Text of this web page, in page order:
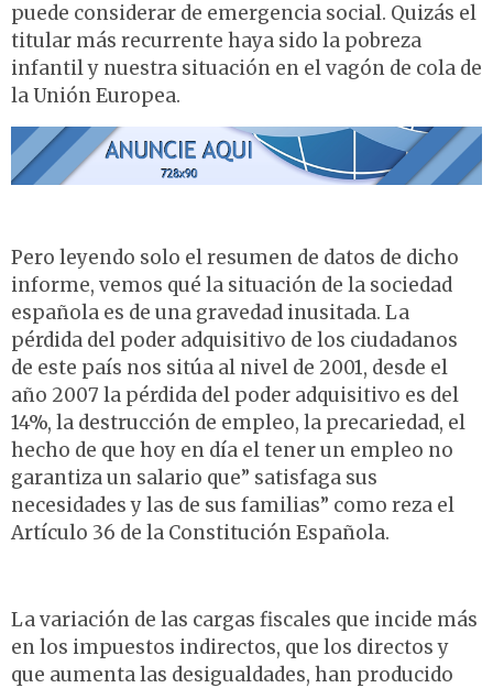
puede considerar de emergencia social. Quizás el
titular más recurrente haya sido la pobreza
infantil y nuestra situación en el vagón de cola de
la Unión Europea.
Pero leyendo solo el resumen de datos de dicho
informe, vemos qué la situación de la sociedad
española es de una gravedad inusitada. La
pérdida del poder adquisitivo de los ciudadanos
de este país nos sitúa al nivel de 2001, desde el
año 2007 la pérdida del poder adquisitivo es del
14%, la destrucción de empleo, la precariedad, el
hecho de que hoy en día el tener un empleo no
garantiza un salario que” satisfaga sus
necesidades y las de sus familias” como reza el
Artículo 36 de la Constitución Española.
La variación de las cargas fiscales que incide más
en los impuestos indirectos, que los directos y
que aumenta las desigualdades, han producido